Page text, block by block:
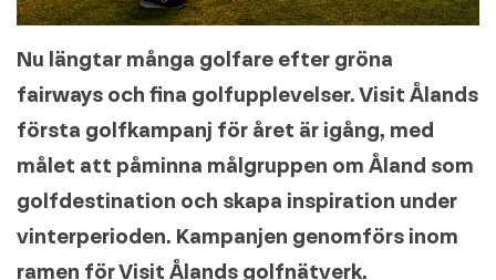
Nu längtar många golfare efter gröna
fairways och fina golfupplevelser. Visit Ålands
första golfkampanj för året är igång, med
målet att påminna målgruppen om Åland som
golfdestination och skapa inspiration under
vinterperioden. Kampanjen genomförs inom
ramen för Visit Ålands golfnätverk.